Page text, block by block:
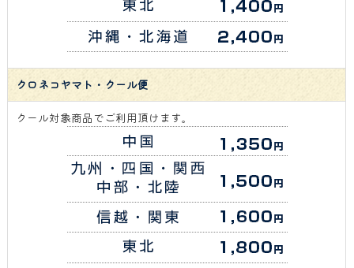
クロネコヤマト・クール便
クール対象商品でご利用頂けます。